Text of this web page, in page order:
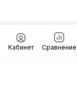
Кабинет Сравнение